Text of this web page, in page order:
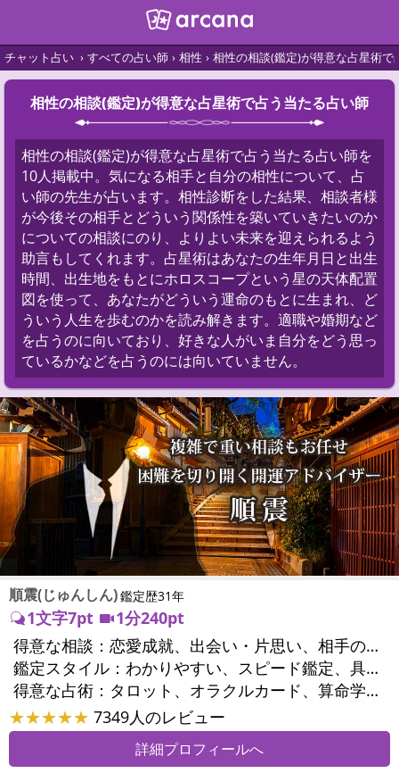
チャット占い すべての占い師 相性 相性の相談(鑑定)が得意な占星術で
相性の相談(鑑定)が得意な占星術で占う当たる占い師
相性の相談(鑑定)が得意な占星術で占う当たる占い師を
10人掲載中。気になる相手と自分の相性について、占
い師の先生が占います。相性診断をした結果、相談者様
が今後その相手とどういう関係性を築いていきたいのか
についての相談にのり、よりよい未来を迎えられるよう
助言もしてくれます。占星術はあなたの生年月日と出生
時間、出生地をもとにホロスコープという星の天体配置
図を使って、あなたがどういう運命のもとに生まれ、ど
ういう人生を歩むのかを読み解きます。適職や婚期など
を占うのに向いており、好きな人がいま自分をどう思っ
ているかなどを占うのには向いていません。
順震(じゅんしん)鑑定歴31年
1文字7pt
1分240pt
得意な相談：
恋愛成就、出会い・片思い、相手の気持ち、相性、縁結び、結婚、男心・女心、二人の今後、複雑な恋愛、三角関係、浮気、不倫、離婚、家庭問題、夫婦問題、相続関係、方位、開運指導、金運
鑑定スタイル：
わかりやすい、スピード鑑定、具体的、的確、納得感、とても話しやすい、勇気をくれる、実力派
得意な占術：
タロット、オラクルカード、算命学、風水、姓名判断、九星気学、四柱推命、占星術、数秘術、易学、手相、人相(顔相)、縁結び
★★★★★ 7349人のレビュー
詳細プロフィールへ